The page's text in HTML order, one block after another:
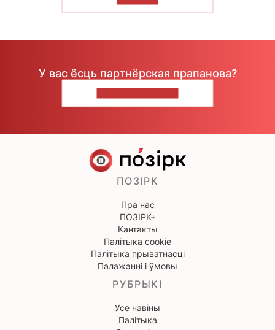
У вас ёсць партнёрская прапанова?
ПОЗІРК
Пра нас
ПОЗІРК+
Кантакты
Палітыка cookie
Палітыка прыватнасці
Палажэнні і ўмовы
РУБРЫКІ
Усе навіны
Палітыка